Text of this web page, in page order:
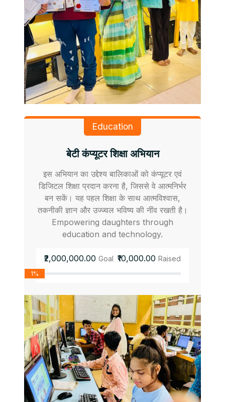
Education
बेटी कंप्यूटर शिक्षा अभियान
इस अभियान का उद्देश्य बालिकाओं को कंप्यूटर एवं
डिजिटल शिक्षा प्रदान करना है, जिससे वे आत्मनिर्भर
बन सकें। यह पहल शिक्षा के साथ आत्मविश्वास,
तकनीकी ज्ञान और उज्ज्वल भविष्य की नींव रखती है।
Empowering daughters through
education and technology.
₹2,000,000.00 Goal ₹10,000.00 Raised
1%